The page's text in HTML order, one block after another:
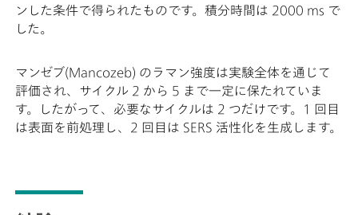
ンした条件で得られたものです。積分時間は 2000 ms で
した。
マンゼブ(Mancozeb) のラマン強度は実験全体を通じて
評価され、サイクル 2 から 5 まで一定に保たれていま
す。したがって、必要なサイクルは 2 つだけです。1 回目
は表面を前処理し、2 回目は SERS 活性化を生成します。